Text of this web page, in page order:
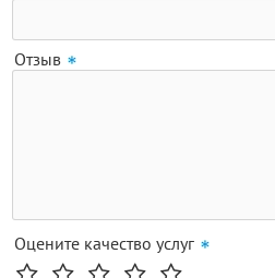
Отзыв
Оцените качество услуг